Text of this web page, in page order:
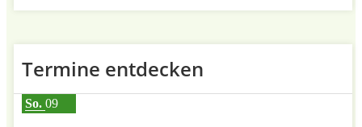
Termine entdecken
So. 09